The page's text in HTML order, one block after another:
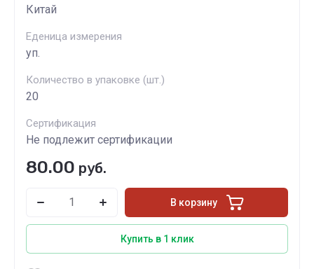
Китай
Еденица измерения
уп.
Количество в упаковке (шт.)
20
Сертификация
Не подлежит сертификации
80.00 руб.
В корзину
Купить в 1 клик